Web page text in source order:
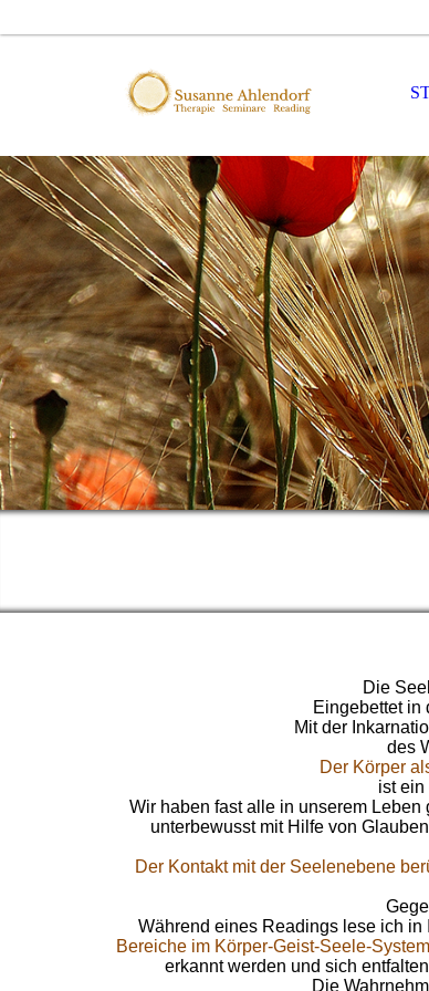
Die
Eingebettet in
Mit der
des
Der Körper
ist
Wir haben fast alle in unserem
unterbewusst mit Hilfe von
Der Kontakt mit der Seelenebene
Während eines Readings lese ich
Bereiche im Körper-Geist-Seele-
erkannt werden und sich
Die